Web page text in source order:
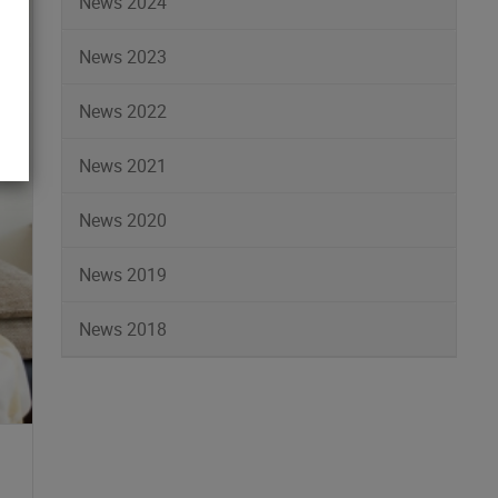
News 2023
News 2022
News 2021
News 2020
News 2019
News 2018